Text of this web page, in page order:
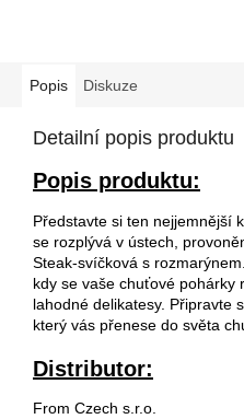
Popis Diskuze
Detailní popis produktu
Popis produktu:
Představte si ten nejjemnější
se rozplývá v ústech,
Steak-svíčková s
kdy se vaše chuťové pohárky
lahodné delikatesy. Připravte
který vás přenese do světa
Distributor:
From Czech s.r.o.